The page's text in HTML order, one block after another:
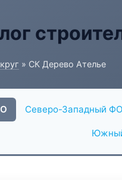
» СК Дерево Ателье
Северо-Западный ФО